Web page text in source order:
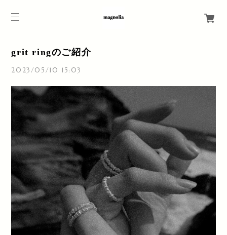
grit ringのご紹介
2023/05/10 15:03